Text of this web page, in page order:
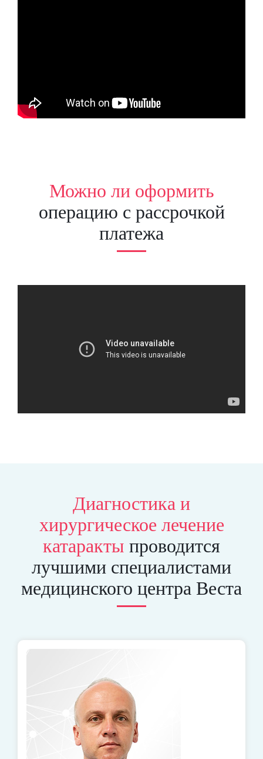
Можно ли оформить
операцию с рассрочкой
платежа
Диагностика и
хирургическое лечение
катаракты проводится
лучшими специалистами
медицинского центра Веста